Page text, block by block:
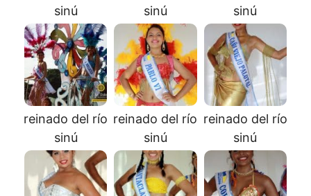
sinú
sinú
sinú
reinado del río
sinú
reinado del río
sinú
reinado del río
sinú